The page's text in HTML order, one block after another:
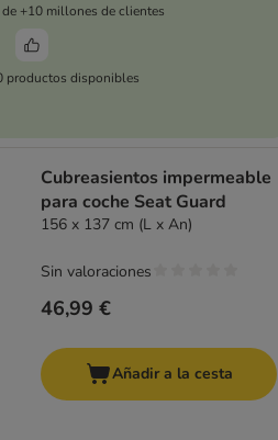
+10 millones de clientes
productos disponibles
Cubreasientos impermeable
para coche Seat Guard
156 x 137 cm (L x An)
46,99 €
Sin valoraciones
Añadir a la cesta